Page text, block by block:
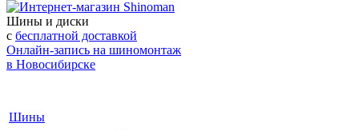
Шины и диски
с бесплатной доставкой
Онлайн-запись на шиномонтаж
в Новосибирске
Шины